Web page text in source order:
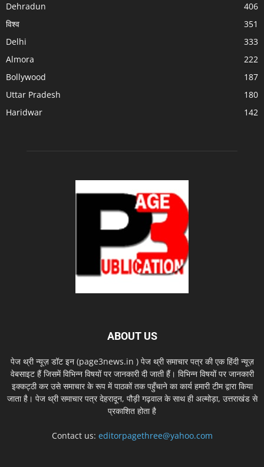
Dehradun
406
विश्व
351
Delhi
333
Almora
222
Bollywood
187
Uttar Pradesh
180
Haridwar
142
ABOUT US
पेज थ्री न्यूज़ डॉट इन (page3news.in ) पेज थ्री समाचार पत्र की एक हिंदी न्यूज़
वेबसाइट हैं जिसमें विभिन्न विषयों पर जानकारी दी जाती हैं। विभिन्न विषयों पर जानकारी
इक्कट्ठी कर उसे समाचार के रूप में पाठकों तक पहुँचाने का कार्य हमारी टीम द्वारा किया
जाता है। पेज थ्री समाचार पत्र देहरादून, पौड़ी गढ़वाल के साथ ही अल्मोड़ा, उत्तराखंड से
प्रकाशित होता है
Contact us: editorpagethree@yahoo.com